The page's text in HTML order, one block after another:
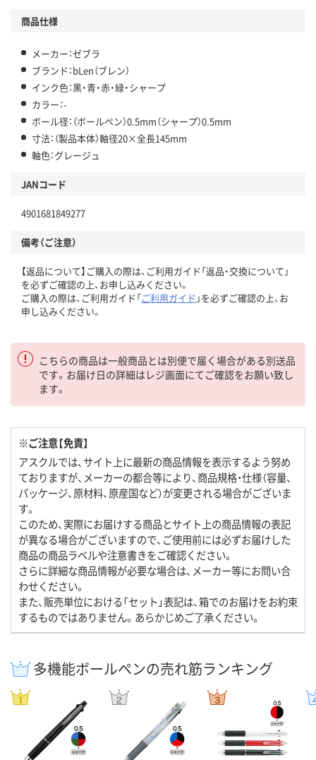
商品仕様
メーカー：ゼブラ
ブランド：bLen（ブレン）
インク色：黒・青・赤・緑・シャープ
カラー：-
ボール径：（ボールペン）0.5mm（シャープ）0.5mm
寸法：（製品本体）軸径20×全長145mm
軸色：グレージュ
JANコード
4901681849277
備考（ご注意）
【返品について】ご購入の際は、ご利用ガイド「返品・交換について」
を必ずご確認の上、お申し込みください。
ご購入の際は、ご利用ガイド「ご利用ガイド 」を必ずご確認の上、お
申し込みください。
こちらの商品は一般商品とは別便で届く場合がある別送品
です。お届け日の詳細はレジ画面にてご確認をお願い致し
ます。
※ご注意【免責】
アスクルでは、サイト上に最新の商品情報を表示するよう努め
ておりますが、メーカーの都合等により、商品規格・仕様（容量、
パッケージ、原材料、原産国など）が変更される場合がございま
す。
このため、実際にお届けする商品とサイト上の商品情報の表記
が異なる場合がございますので、ご使用前には必ずお届けした
商品の商品ラベルや注意書きをご確認ください。
さらに詳細な商品情報が必要な場合は、メーカー等にお問い合
わせください。
また、販売単位における「セット」表記は、箱でのお届けをお約束
するものではありません。あらかじめご了承ください。
多機能ボールペンの売れ筋ランキング